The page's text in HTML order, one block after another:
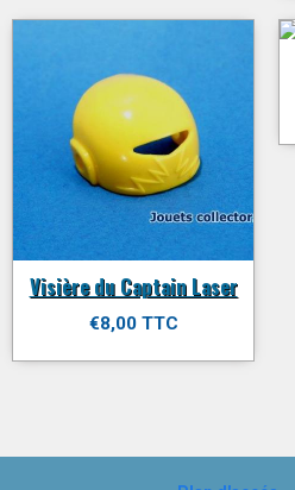
Visière du Captain Laser
€8,00 TTC